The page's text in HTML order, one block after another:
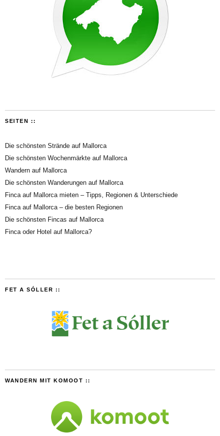
SEITEN ::
Die schönsten Strände auf Mallorca
Die schönsten Wochenmärkte auf Mallorca
Wandern auf Mallorca
Die schönsten Wanderungen auf Mallorca
Finca auf Mallorca mieten – Tipps, Regionen & Unterschiede
Finca auf Mallorca – die besten Regionen
Die schönsten Fincas auf Mallorca
Finca oder Hotel auf Mallorca?
FET A SÓLLER ::
WANDERN MIT KOMOOT ::